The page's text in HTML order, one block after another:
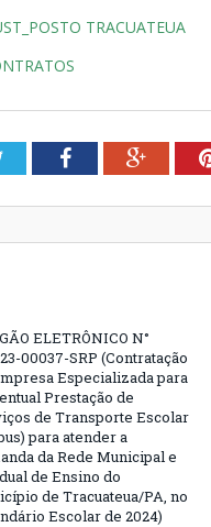
TRACUATEUA
TwitterFacebook
ELETRÔNICO N°
00037-SRP (Contratação
Especializada para
Prestação de
de Transporte Escolar
para atender a
da Rede Municipal e
de Ensino do
de Tracuateua/PA, no
Escolar de 2024)